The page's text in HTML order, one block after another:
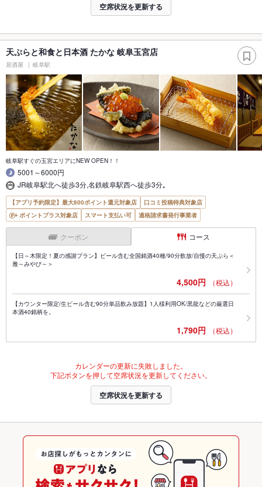
空席状況を更新する
天ぷらと和食と日本酒 たかな 岐阜玉宮店
居酒屋 岐阜駅
岐阜駅すぐの玉宮エリアにNEW OPEN！！
5001～6000円
JR岐阜駅北へ徒歩3分,名鉄岐阜駅西へ徒歩3分｡
【アプリ予約限定】最大800ポイント還元対象店
口コミ投稿特典対象店
ポイントプラス対象店
スマート支払い可 適格請求書発行事業者
クーポン コース
【日～木限定！夏の感謝プラン】ビール含む全国銘酒40種/90分飲放/自慢の天ぷら＜
雅～みやび～＞
4,500円 （税込）
【カウンター限定/生ビール含む90分単品飲み放題】1人様利用OK/黒龍などの厳選日
本酒40銘柄を。
1,790円 （税込）
カレンダーの更新に失敗しました。
下記ボタンを押して空席状況を更新してください。
空席状況を更新する